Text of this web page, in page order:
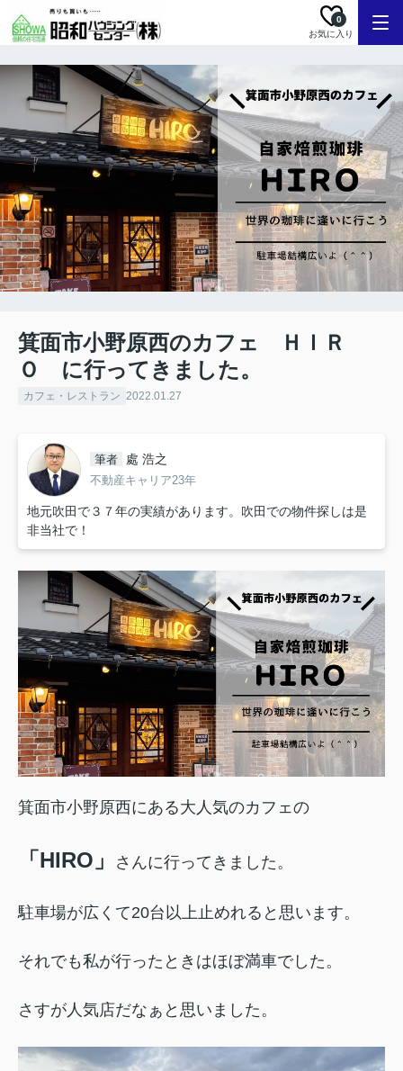
お気に入り
0
箕面市小野原西のカフェ ＨＩＲ
Ｏ に行ってきました。
カフェ・レストラン 2022.01.27
筆者 處 浩之
不動産キャリア23年
地元吹田で３７年の実績があります。吹田での物件探しは是
非当社で！
箕面市小野原西にある大人気のカフェの
「HIRO」 さんに行ってきました。
駐車場が広くて20台以上止めれると思います。
それでも私が行ったときはほぼ満車でした。
さすが人気店だなぁと思いました。